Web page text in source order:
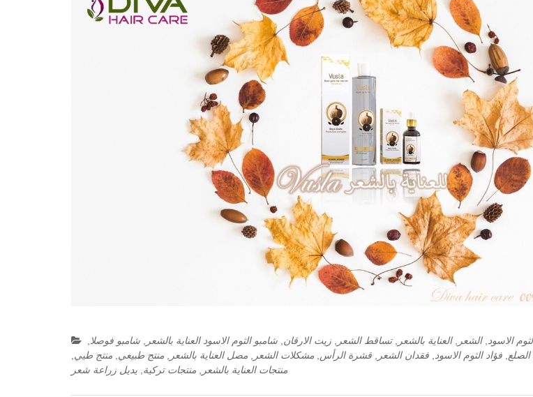
الاسود,الشعر ,العناية بالشعر ,تساقط الشعر , زيت الارقان, شامبو الثوم الاسود العناية بالشعر , شامبو فوصلا,
الصلع, فؤاد الثوم الاسود, فقدان الشعر , قشرة الرأس, مشكلات الشعر , مصل العناية بالشعر , منتج طبيعي, منتج طيي,
منتجات العناية بالشعر , منتجات تركية, يديل زراعة شعر